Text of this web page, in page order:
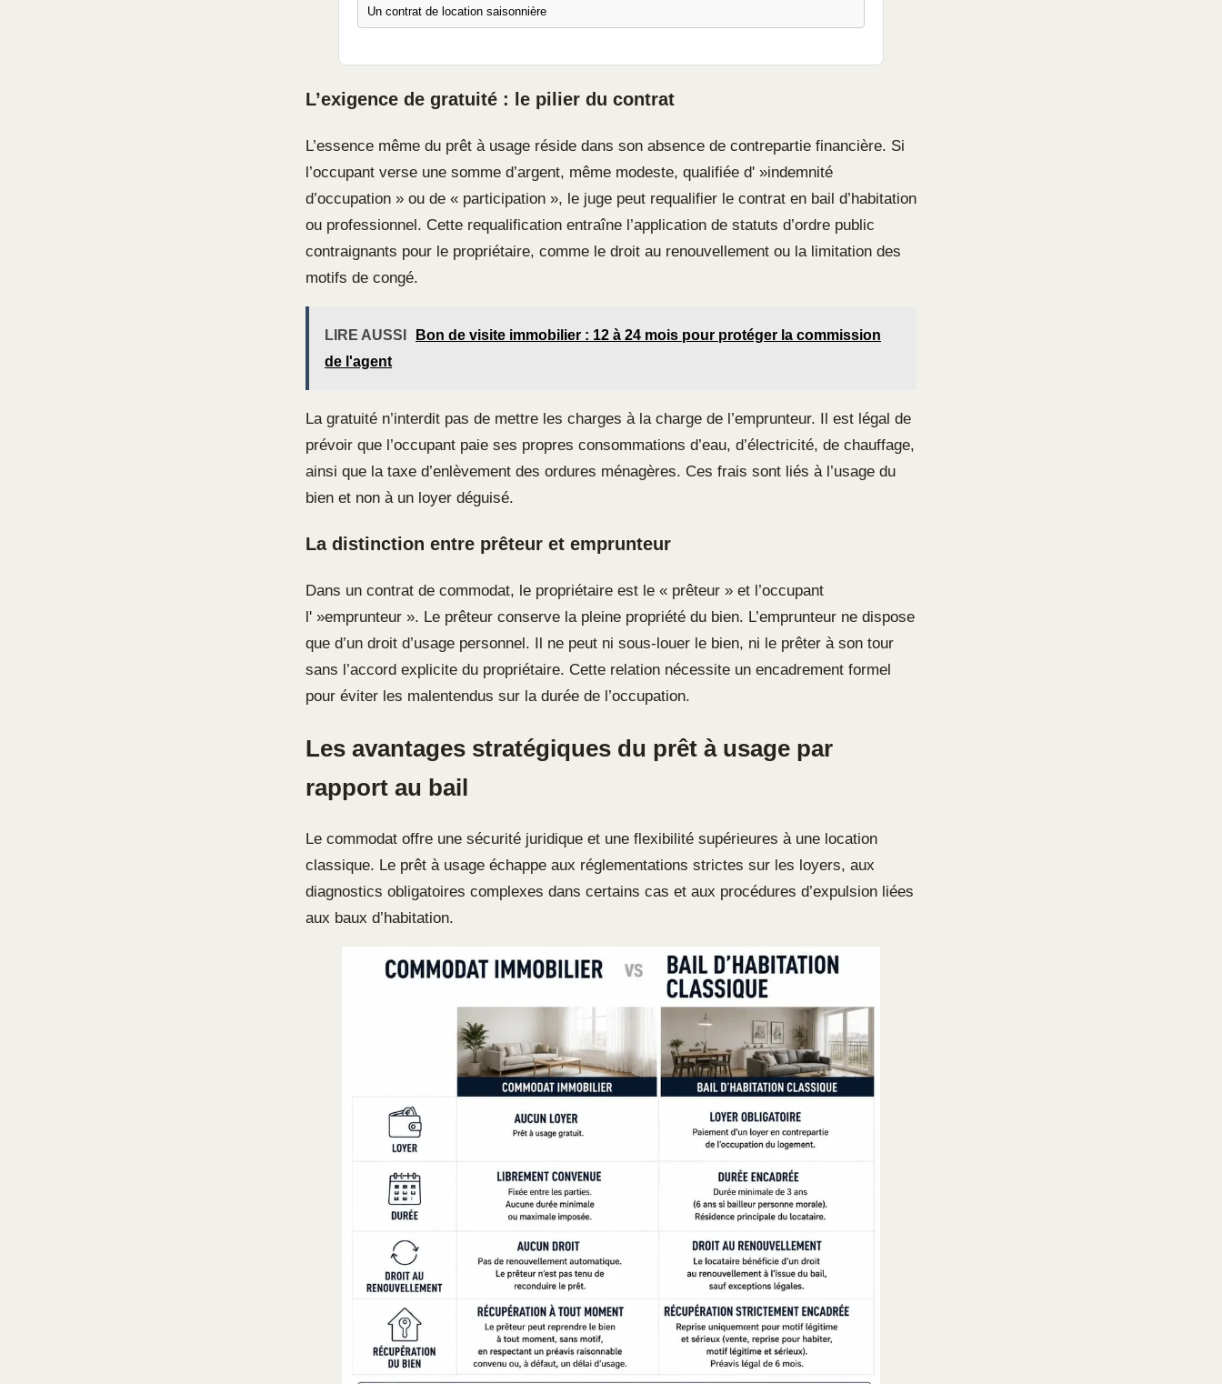
Un contrat de location saisonnière
L’exigence de gratuité : le pilier du contrat
L’essence même du prêt à usage réside dans son absence de contrepartie financière. Si
l’occupant verse une somme d’argent, même modeste, qualifiée d' »indemnité
d’occupation » ou de « participation », le juge peut requalifier le contrat en bail d’habitation
ou professionnel. Cette requalification entraîne l’application de statuts d’ordre public
contraignants pour le propriétaire, comme le droit au renouvellement ou la limitation des
motifs de congé.
LIRE AUSSI
Bon de visite immobilier : 12 à 24 mois pour protéger la commission
de l'agent
La gratuité n’interdit pas de mettre les charges à la charge de l’emprunteur. Il est légal de
prévoir que l’occupant paie ses propres consommations d’eau, d’électricité, de chauffage,
ainsi que la taxe d’enlèvement des ordures ménagères. Ces frais sont liés à l’usage du
bien et non à un loyer déguisé.
La distinction entre prêteur et emprunteur
Dans un contrat de commodat, le propriétaire est le « prêteur » et l’occupant
l' »emprunteur ». Le prêteur conserve la pleine propriété du bien. L’emprunteur ne dispose
que d’un droit d’usage personnel. Il ne peut ni sous-louer le bien, ni le prêter à son tour
sans l’accord explicite du propriétaire. Cette relation nécessite un encadrement formel
pour éviter les malentendus sur la durée de l’occupation.
Les avantages stratégiques du prêt à usage par
rapport au bail
Le commodat offre une sécurité juridique et une flexibilité supérieures à une location
classique. Le prêt à usage échappe aux réglementations strictes sur les loyers, aux
diagnostics obligatoires complexes dans certains cas et aux procédures d’expulsion liées
aux baux d’habitation.